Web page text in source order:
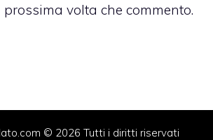
volta che commento.
© 2026 Tutti i diritti riservati